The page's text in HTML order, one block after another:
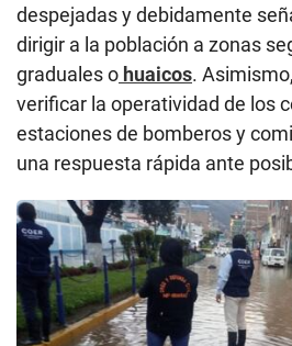
despejadas y debidamente
dirigir a la población a zonas
graduales o huaicos.
verificar la operatividad de los
estaciones de bomberos y
una respuesta rápida ante